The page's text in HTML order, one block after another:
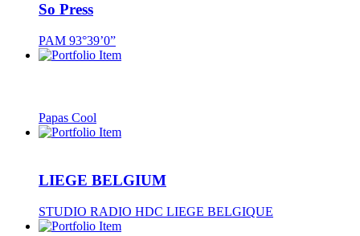
So Press
PAM 93°39’0”
Papas Cool
LIEGE BELGIUM
STUDIO RADIO HDC LIEGE BELGIQUE